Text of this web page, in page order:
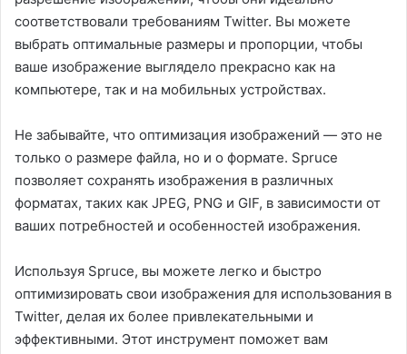
соответствовали требованиям Twitter. Вы можете
выбрать оптимальные размеры и пропорции, чтобы
ваше изображение выглядело прекрасно как на
компьютере, так и на мобильных устройствах.
Не забывайте, что оптимизация изображений — это не
только о размере файла, но и о формате. Spruce
позволяет сохранять изображения в различных
форматах, таких как JPEG, PNG и GIF, в зависимости от
ваших потребностей и особенностей изображения.
Используя Spruce, вы можете легко и быстро
оптимизировать свои изображения для использования в
Twitter, делая их более привлекательными и
эффективными. Этот инструмент поможет вам